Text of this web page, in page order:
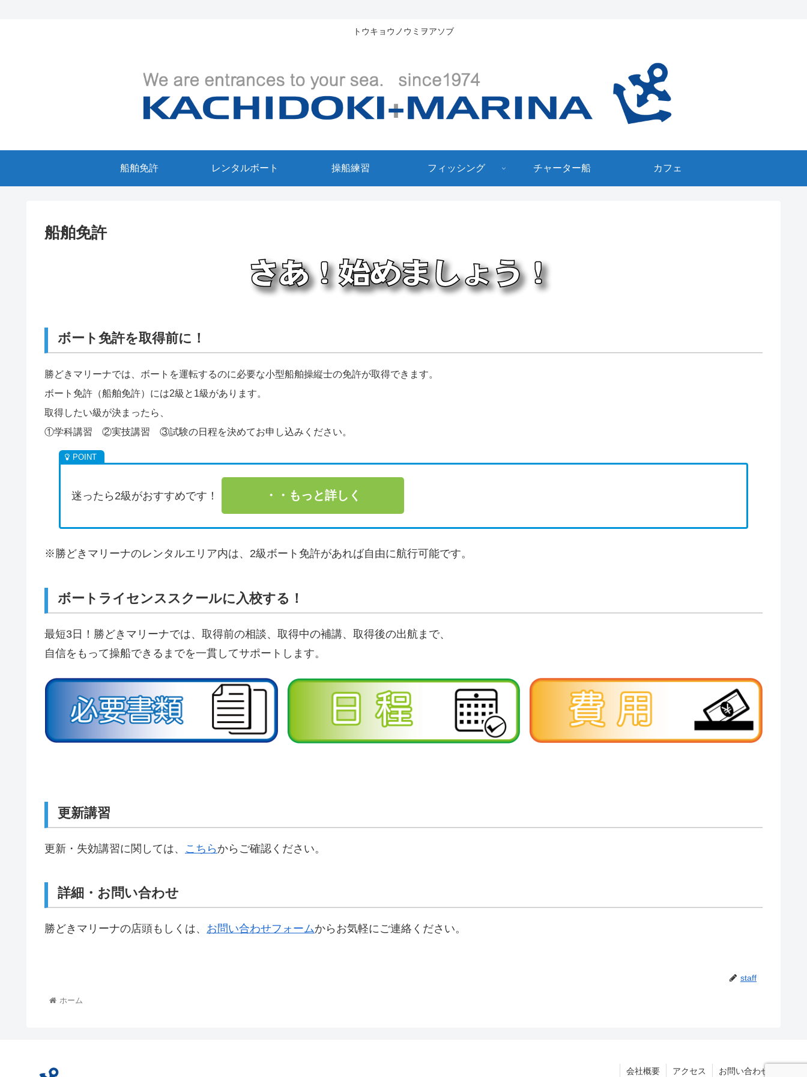
トウキョウノウミヲアソブ
船舶免許 レンタルボート 操船練習 フィッシング チャーター船 カフェ
船舶免許
ボート免許を取得前に！
勝どきマリーナでは、ボートを運転するのに必要な小型船舶操縦士の免許が取得できます。
ボート免許（船舶免許）には2級と1級があります。
取得したい級が決まったら、
①学科講習 ②実技講習 ③試験の日程を決めてお申し込みください。
迷ったら2級がおすすめです！ ・・もっと詳しく
※勝どきマリーナのレンタルエリア内は、2級ボート免許があれば自由に航行可能です。
ボートライセンススクールに入校する！
最短3日！勝どきマリーナでは、取得前の相談、取得中の補講、取得後の出航まで、
自信をもって操船できるまでを一貫してサポートします。
更新講習
更新・失効講習に関しては、 こちら からご確認ください。
詳細・お問い合わせ
勝どきマリーナの店頭もしくは、 お問い合わせフォームからお気軽にご連絡ください。
staff
ホーム
会社概要 アクセス お問い合わせ